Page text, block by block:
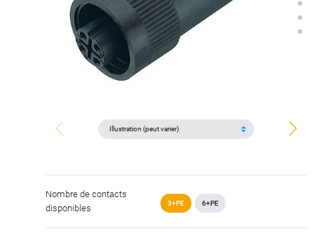
Nombre de contacts
disponibles
3+PE 6+PE